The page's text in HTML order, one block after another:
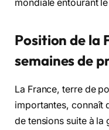
mondiale entourant
Position de la
semaines de
La France, terre de
importantes, connaît
de tensions suite à la